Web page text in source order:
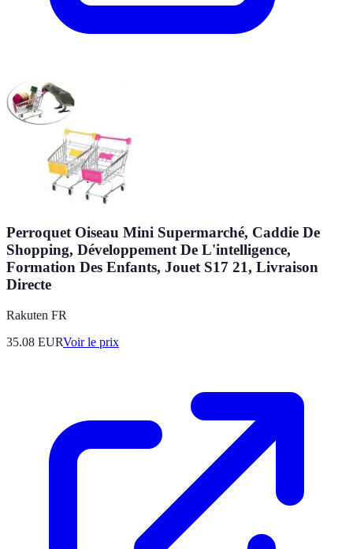
Perroquet Oiseau Mini Supermarché, Caddie De
Shopping, Développement De L'intelligence,
Formation Des Enfants, Jouet S17 21, Livraison
Directe
Rakuten FR
35.08 EURVoir le prix